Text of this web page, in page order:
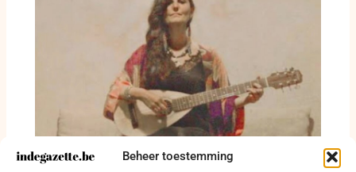
Beheer toestemming